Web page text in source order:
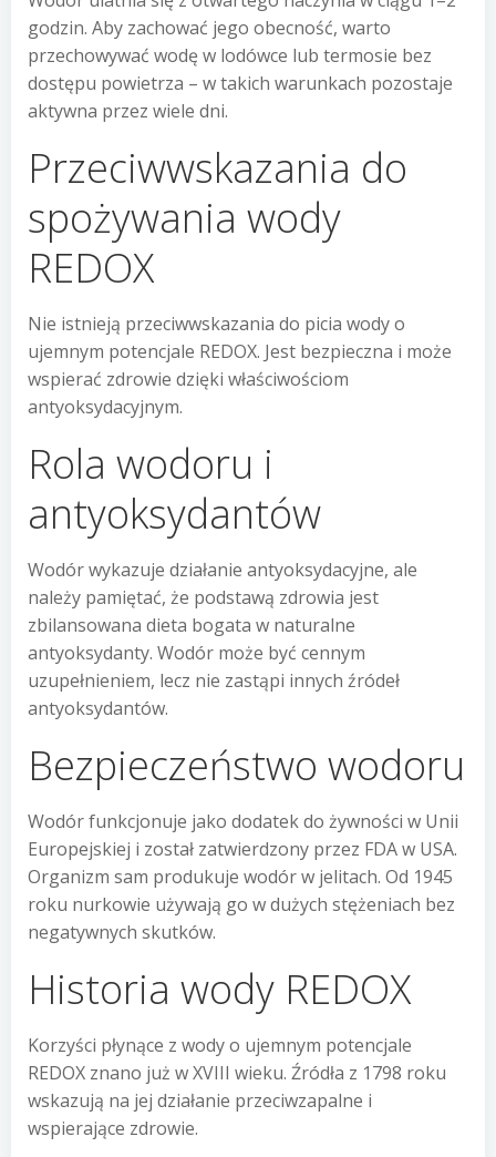
godzin. Aby zachować jego obecność, warto
przechowywać wodę w lodówce lub termosie bez
dostępu powietrza – w takich warunkach pozostaje
aktywna przez wiele dni.
Przeciwwskazania do
spożywania wody
REDOX
Nie istnieją przeciwwskazania do picia wody o
ujemnym potencjale REDOX. Jest bezpieczna i może
wspierać zdrowie dzięki właściwościom
antyoksydacyjnym.
Rola wodoru i
antyoksydantów
Wodór wykazuje działanie antyoksydacyjne, ale
należy pamiętać, że podstawą zdrowia jest
zbilansowana dieta bogata w naturalne
antyoksydanty. Wodór może być cennym
uzupełnieniem, lecz nie zastąpi innych źródeł
antyoksydantów.
Bezpieczeństwo wodoru
Wodór funkcjonuje jako dodatek do żywności w Unii
Europejskiej i został zatwierdzony przez FDA w USA.
Organizm sam produkuje wodór w jelitach. Od 1945
roku nurkowie używają go w dużych stężeniach bez
negatywnych skutków.
Historia wody REDOX
Korzyści płynące z wody o ujemnym potencjale
REDOX znano już w XVIII wieku. Źródła z 1798 roku
wskazują na jej działanie przeciwzapalne i
wspierające zdrowie.